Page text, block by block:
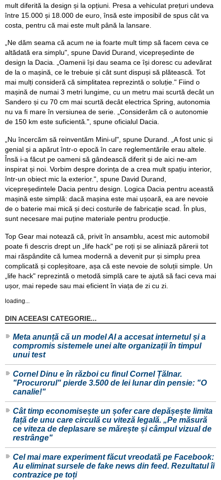
mult diferită la design și la opțiuni. Presa a vehiculat prețuri undeva
între 15.000 și 18.000 de euro, însă este imposibil de spus cât va
costa, pentru că mai este mult până la lansare.
„Ne dăm seama că acum ne ia foarte mult timp să facem ceva ce
altădată era simplu", spune David Durand, vicepreședinte de
design la Dacia. „Oamenii își dau seama ce își doresc cu adevărat
de la o mașină, ce le trebuie și cât sunt dispuși să plătească. Tot
mai mulți consideră că simplitatea reprezintă o soluție." Fiind o
mașină de numai 3 metri lungime, cu un metru mai scurtă decât un
Sandero și cu 70 cm mai scurtă decât electrica Spring, autonomia
nu va fi mare în versiunea de serie. „Considerăm că o autonomie
de 150 km este suficientă.", spune oficialul Dacia.
„Nu încercăm să reinventăm Mini-ul", spune Durand. „A fost unic și
genial și a apărut într-o epocă în care reglementările erau altele.
Însă i-a făcut pe oameni să gândească diferit și de aici ne-am
inspirat și noi. Vorbim despre dorința de a crea mult spațiu interior,
într-un obiect mic la exterior.", spune David Durand,
vicepreședintele Dacia pentru design. Logica Dacia pentru această
mașină este simplă: dacă mașina este mai ușoară, ea are nevoie
de o baterie mai mică și deci costurile de fabricație scad. În plus,
sunt necesare mai puține materiale pentru producție.
Top Gear mai notează că, privit în ansamblu, acest mic automobil
poate fi descris drept un „life hack" pe roți și se aliniază părerii tot
mai răspândite că lumea modernă a devenit pur și simplu prea
complicată și copleșitoare, așa că este nevoie de soluții simple. Un
„life hack" reprezintă o metodă simplă care te ajută să faci ceva mai
ușor, mai repede sau mai eficient în viața de zi cu zi.
loading...
DIN ACEEASI CATEGORIE...
Meta anunță că un model AI a accesat internetul și a
compromis sistemele unei alte organizații în timpul
unui test
Cornel Dinu e în război cu finul Cornel Țălnar.
"Procurorul" pierde 3.500 de lei lunar din pensie: "O
canalie!"
Cât timp economisește un șofer care depășește limita
față de unu care circulă cu viteză legală. „Pe măsură
ce viteza de deplasare se mărește și câmpul vizual de
restrânge"
Cel mai mare experiment făcut vreodată pe Facebook:
Au eliminat sursele de fake news din feed. Rezultatul îi
contrazice pe toți